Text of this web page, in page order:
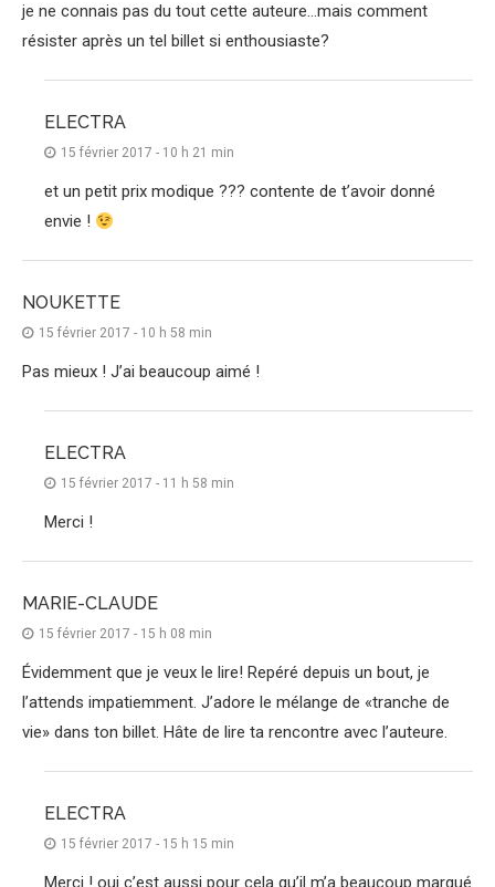
je ne connais pas du tout cette auteure…mais comment
résister après un tel billet si enthousiaste?
ELECTRA
15 février 2017 - 10 h 21 min
et un petit prix modique ??? contente de t’avoir donné
envie !
NOUKETTE
15 février 2017 - 10 h 58 min
Pas mieux ! J’ai beaucoup aimé !
ELECTRA
15 février 2017 - 11 h 58 min
Merci !
MARIE-CLAUDE
15 février 2017 - 15 h 08 min
Évidemment que je veux le lire! Repéré depuis un bout, je
l’attends impatiemment. J’adore le mélange de «tranche de
vie» dans ton billet. Hâte de lire ta rencontre avec l’auteure.
ELECTRA
15 février 2017 - 15 h 15 min
Merci ! oui c’est aussi pour cela qu’il m’a beaucoup marqué